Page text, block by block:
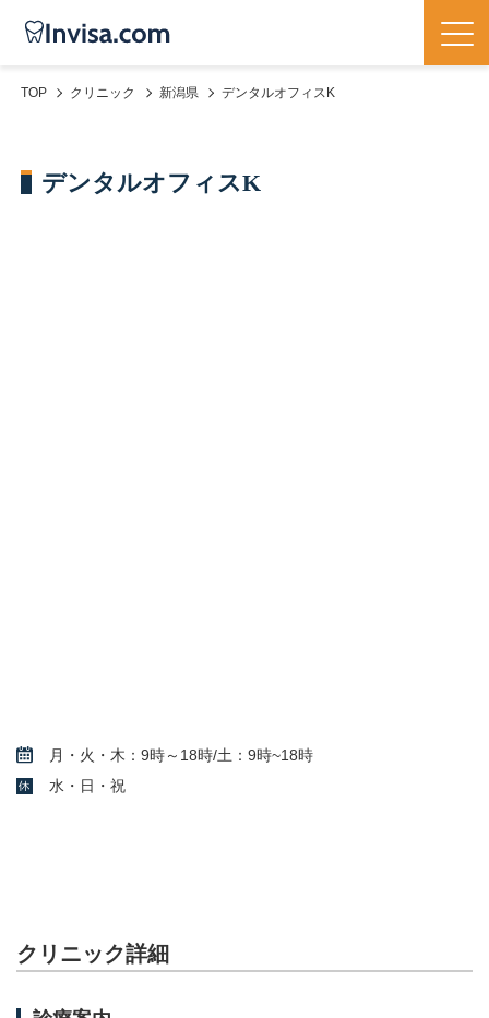
TOP クリニック 新潟県 デンタルオフィスK
デンタルオフィスK
月・火・木：9時～18時/土：9時~18時
水・日・祝
クリニック詳細